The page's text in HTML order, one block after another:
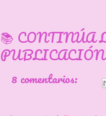
📚 CONTINÚA
8 comentarios: